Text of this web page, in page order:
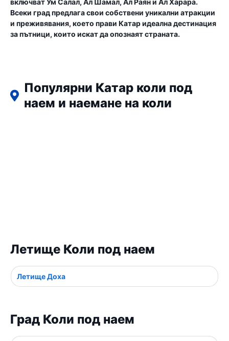
включват Ум Салал, Ал Шамал, Ал Раян и Ал Харара.
Всеки град предлага свои собствени уникални атракции
и преживявания, което прави Катар идеална дестинация
за пътници, които искат да опознаят страната.
Популярни Катар коли под
наем и наемане на коли
Летище Коли под наем
Летище Доха
Град Коли под наем